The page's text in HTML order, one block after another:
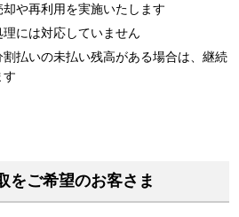
や再利用を実施いたします
には対応していません
払いの未払い残高がある場合は、継続
す
をご希望のお客さま